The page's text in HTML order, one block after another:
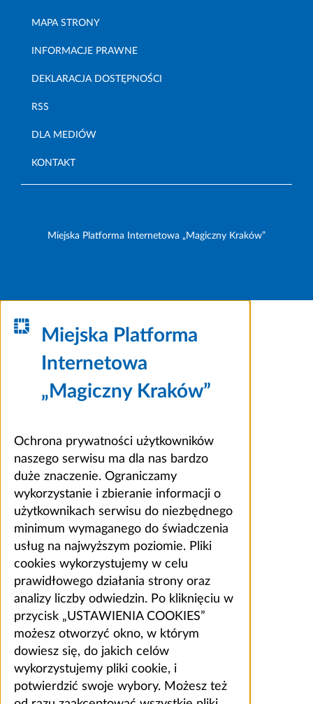
MAPA STRONY
INFORMACJE PRAWNE
DEKLARACJA DOSTĘPNOŚCI
RSS
DLA MEDIÓW
KONTAKT
Miejska Platforma Internetowa „Magiczny Kraków”
Miejska Platforma
Internetowa
„Magiczny Kraków”
Ochrona prywatności użytkowników
naszego serwisu ma dla nas bardzo
duże znaczenie. Ograniczamy
wykorzystanie i zbieranie informacji o
użytkownikach serwisu do niezbędnego
minimum wymaganego do świadczenia
usług na najwyższym poziomie. Pliki
cookies wykorzystujemy w celu
prawidłowego działania strony oraz
analizy liczby odwiedzin. Po kliknięciu w
przycisk „USTAWIENIA COOKIES”
możesz otworzyć okno, w którym
dowiesz się, do jakich celów
wykorzystujemy pliki cookie, i
potwierdzić swoje wybory. Możesz też